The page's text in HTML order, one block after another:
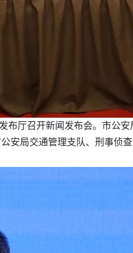
布厅召开新闻发布会。市公
安局交通管理支队、刑事侦